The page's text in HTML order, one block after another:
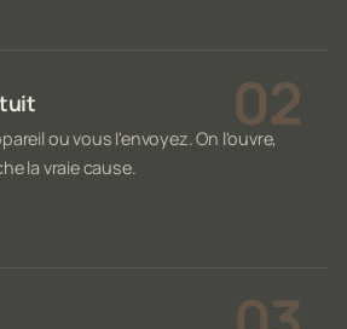
ou vous l'envoyez. On l'ouvre,
la vraie cause.